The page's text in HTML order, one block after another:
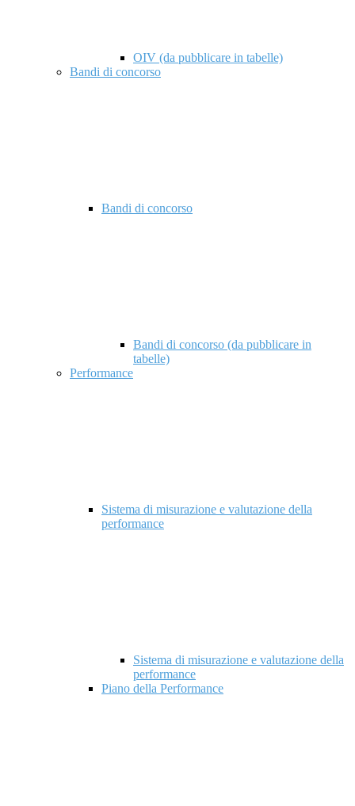
OIV (da pubblicare in tabelle)
Bandi di concorso
Bandi di concorso
Bandi di concorso (da pubblicare in
tabelle)
Performance
Sistema di misurazione e valutazione della
performance
Sistema di misurazione e valutazione della
performance
Piano della Performance